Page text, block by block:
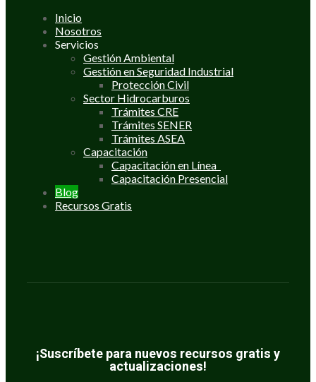
Inicio
Nosotros
Servicios
Gestión Ambiental
Gestión en Seguridad Industrial
Protección Civil
Sector Hidrocarburos
Trámites CRE
Trámites SENER
Trámites ASEA
Capacitación
Capacitación en Línea
Capacitación Presencial
Blog
Recursos Gratis
¡Suscríbete para nuevos recursos gratis y
actualizaciones!